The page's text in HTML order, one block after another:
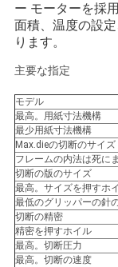
し
な
さ
い
引
用
を
ー モーターを採
面積、温度の設
ります。
主要な指定
モデル
最高。用紙寸法機構
最少用紙寸法機構
Max.dieの切断のサイズ
フレームの内法は死に
切断の版のサイズ
最高。サイズを押すホ
最低のグリッパーの針
切断の精密
精密を押すホイル
最高。切断圧力
最高。切断の速度